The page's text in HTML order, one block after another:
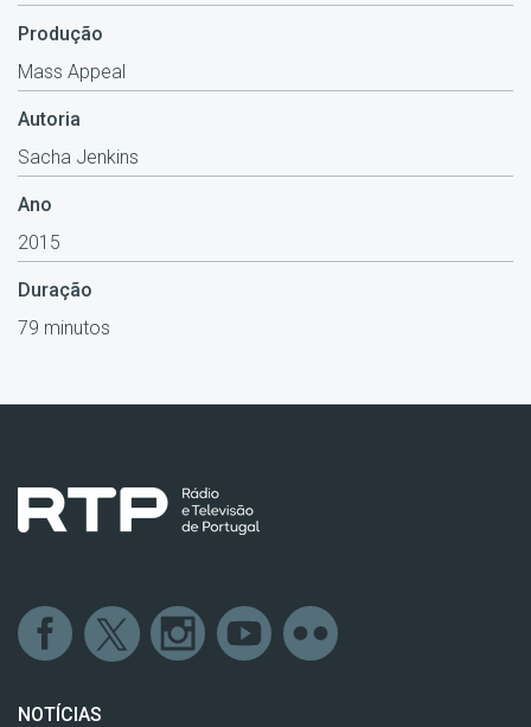
Produção
Mass Appeal
Autoria
Sacha Jenkins
Ano
2015
Duração
79 minutos
NOTÍCIAS